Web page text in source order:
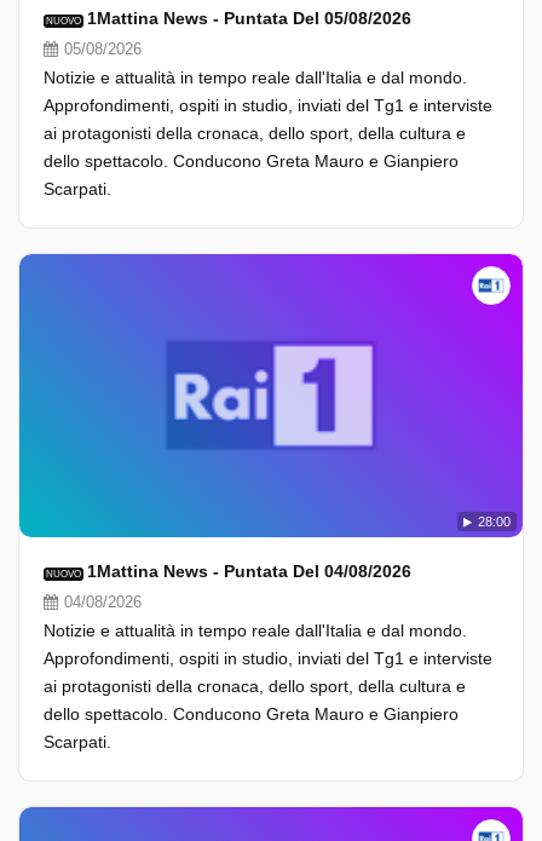
NUOVO 1Mattina News - Puntata Del 05/08/2026
05/08/2026
Notizie e attualità in tempo reale dall'Italia e dal mondo.
Approfondimenti, ospiti in studio, inviati del Tg1 e interviste
ai protagonisti della cronaca, dello sport, della cultura e
dello spettacolo. Conducono Greta Mauro e Gianpiero
Scarpati.
28:00
NUOVO 1Mattina News - Puntata Del 04/08/2026
04/08/2026
Notizie e attualità in tempo reale dall'Italia e dal mondo.
Approfondimenti, ospiti in studio, inviati del Tg1 e interviste
ai protagonisti della cronaca, dello sport, della cultura e
dello spettacolo. Conducono Greta Mauro e Gianpiero
Scarpati.